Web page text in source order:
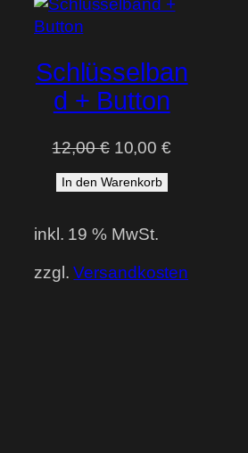
Schlüsselban
d + Button
12,00€ Ursprünglicher
Preis
war:
10,00€Aktueller
In den Warenkorb
inkl. 19 % MwSt.
zzgl.Versandkosten